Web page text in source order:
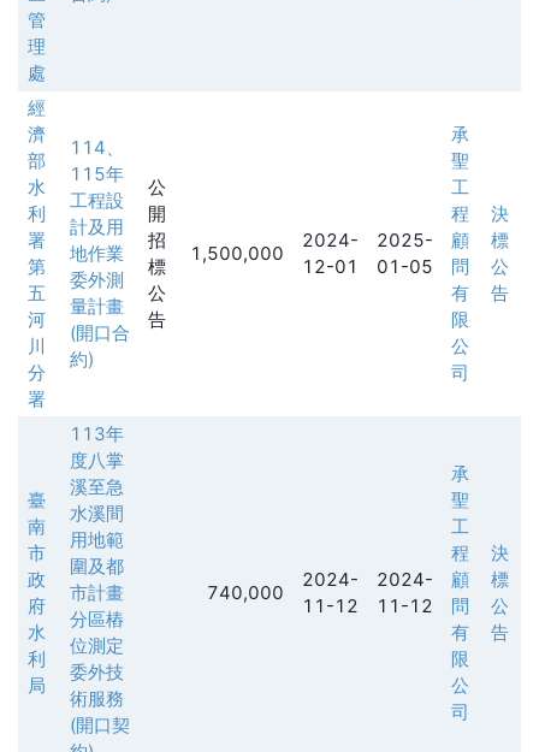
管
理
處
經
濟
部
水
利
署
第
五
河
川
分
署
114、
115年
工程設
計及用
地作業
委外測
量計畫
(開口合
約)
公
開
招
標
公
告
1,500,000
2024-
12-01
2025-
01-05
承
聖
工
程
顧
問
有
限
公
司
決
標
公
告
臺
南
市
政
府
水
利
局
113年
度八掌
溪至急
水溪間
用地範
圍及都
市計畫
分區樁
位測定
委外技
術服務
(開口契
740,000
2024-
11-12
2024-
11-12
承
聖
工
程
顧
問
有
限
公
司
決
標
公
告